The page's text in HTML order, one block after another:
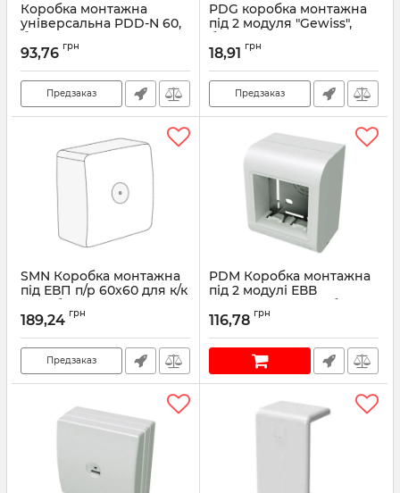
Коробка монтажна
універсальна PDD-N 60,
білий RAL9016
Артикул:
93,76 грн
Предзаказ
PDG коробка монтажна
під 2 модуля "Gewiss",
біла RAL9016
Артикул:
18,91 грн
Предзаказ
SMN Коробка монтажна
під ЕВП п/р 60х60 для к/к
TMC, біла RAL9016
Артикул: 00573
189,24 грн
Предзаказ
PDM Коробка монтажна
під 2 модулі ЕВВ
стандарту "45х45", біла
RAL9016
Артикул: 10013
116,78 грн